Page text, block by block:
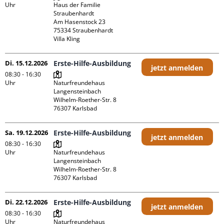
Uhr
Haus der Familie
Straubenhardt
Am Hasenstock 23
75334 Straubenhardt
Villa Kling
Di. 15.12.2026
08:30 - 16:30
Uhr
Erste-Hilfe-Ausbildung
Naturfreundehaus
Langensteinbach
Wilhelm-Roether-Str. 8
jetzt anmelden
Sa. 19.12.2026
08:30 - 16:30
Uhr
Erste-Hilfe-Ausbildung
Naturfreundehaus
Langensteinbach
Wilhelm-Roether-Str. 8
jetzt anmelden
Di. 22.12.2026
08:30 - 16:30
Uhr
Erste-Hilfe-Ausbildung
Naturfreundehaus
jetzt anmelden